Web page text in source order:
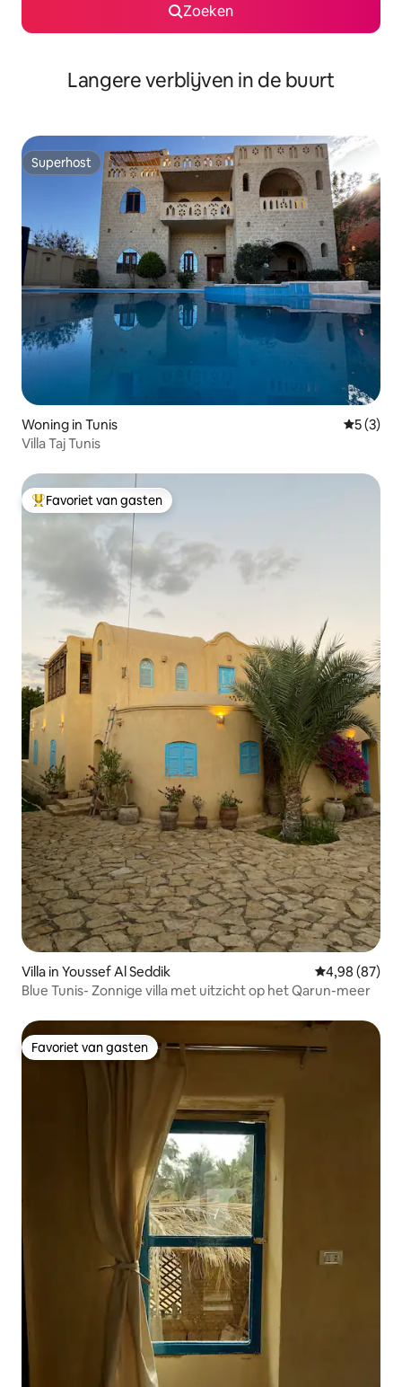
Zoeken
Langere verblijven in de buurt
Superhost
Superhost
Woning in Tunis
5 (3)
Villa Taj Tunis
Topfavoriet van gasten
Favoriet van gasten
Villa in Youssef Al Seddik Gemiddelde
4,98 (87)
Blue Tunis- Zonnige villa met uitzicht op het Qarun-meer
Favoriet van gasten
Favoriet van gasten